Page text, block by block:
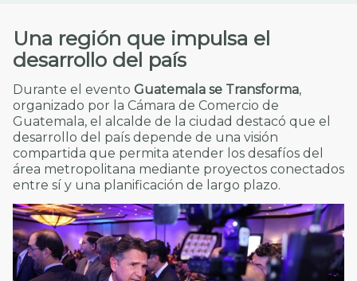
Una región que impulsa el
desarrollo del país
Durante el evento Guatemala se Transforma,
organizado por la Cámara de Comercio de
Guatemala, el alcalde de la ciudad destacó que el
desarrollo del país depende de una visión
compartida que permita atender los desafíos del
área metropolitana mediante proyectos conectados
entre sí y una planificación de largo plazo.